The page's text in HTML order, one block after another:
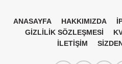
ANASAYFA HAKKIMIZDA
GİZLİLİK SÖZLEŞMESİ
İLETİŞİM